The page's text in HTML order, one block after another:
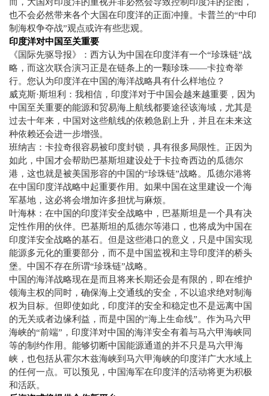
而，大国对印度洋的重视并非必然会导致控制印度洋的企图，
也不会必然带来各个大国在印度洋的正面冲撞。卡普兰的“中印
制海权争夺战”观点或许有些悲观。
印度洋对中国至关重要
《国际先驱导报》：西方认为中国在印度洋有一个“珍珠链”战
略，而这次联合演习正是在链条上的一颗珍珠——卡拉奇举
行。您认为印度洋在中国的海洋战略具有什么样地位？
威克斯·斯坦利：我相信，印度洋对于中国会越来越重要，因为
中国至关重要的能源和贸易海上航线都要途径该海域，尤其是
过去十年来，中国对这些航线的依赖急剧上升，并且在未来这
种依赖还会进一步增强。
班纳吉：卡拉奇很容易被印度封锁，具有很多局限性。正因为
如此，中国才会帮助巴基斯坦建设处于卡拉奇西边的瓜德尔
港，这也就是被美国形容的中国的“珍珠链”战略。瓜德尔港将
在中国印度洋战略中起重要作用。如果中国在这里建设一个海
军基地，这必将会增加许多担忧与麻烦。
叶海林：在中国的印度洋安全战略中，巴基斯坦是一个具有决
定性作用的伙伴。巴基斯坦的瓜德尔等港口，也将成为中国在
印度洋安全战略的基石。但是这些港口的意义，只是中国实现
能源多元化的重要部分，而不是中国监视和主导印度洋的桥头
堡。中国不存在所谓“珍珠链”战略。
中国的海洋战略现在是而且将来长期还会是有限的，即在维护
领海主权的同时，确保海上交通线的安全，不以追求绝对制海
权为目标。但即使如此，印度洋的安全和稳定也不是远离中国
的无关或者边缘利益，而是中国的“海上生命线”。作为马六甲
海峡的“前端”，印度洋对中国的海洋安全有着与马六甲海峡同
等的制约作用。能够切断中国能源通道的并不只是马六甲海
峡，也包括从霍尔木兹海峡到马六甲海峡的印度洋广大水域上
的任何一点。可以预见，中国海军在印度洋的活动将更为积极
和活跃。